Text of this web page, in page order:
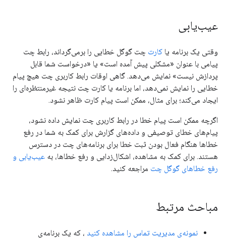
عیب‌یابی
وقتی یک برنامه یا کارت چت گوگل خطایی را برمی‌گرداند، رابط چت
پیامی با عنوان «مشکلی پیش آمده است» یا «درخواست شما قابل
پردازش نیست» نمایش می‌دهد. گاهی اوقات رابط کاربری چت هیچ پیام
خطایی را نمایش نمی‌دهد، اما برنامه یا کارت چت نتیجه غیرمنتظره‌ای را
ایجاد می‌کند؛ برای مثال، ممکن است پیام کارت ظاهر نشود.
اگرچه ممکن است پیام خطا در رابط کاربری چت نمایش داده نشود،
پیام‌های خطای توصیفی و داده‌های گزارش برای کمک به شما در رفع
خطاها هنگام فعال بودن ثبت خطا برای برنامه‌های چت در دسترس
هستند. برای کمک به مشاهده، اشکال‌زدایی و رفع خطاها، به عیب‌یابی و
رفع خطاهای گوگل چت مراجعه کنید.
مباحث مرتبط
نمونه‌ی مدیریت تماس را مشاهده کنید ، که یک برنامه‌ی